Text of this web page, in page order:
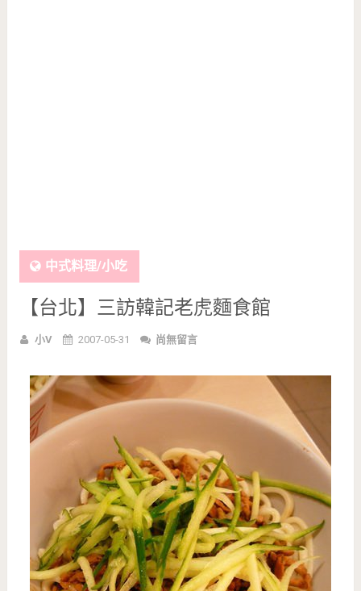
中式料理/小吃
【台北】三訪韓記老虎麵食館
小V 2007-05-31 尚無留言